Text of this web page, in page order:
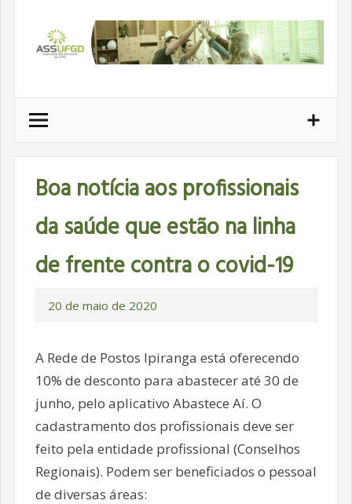
conteúdo
Boa notícia aos profissionais
da saúde que estão na linha
de frente contra o covid-19
20 de maio de 2020
A Rede de Postos Ipiranga está oferecendo
10% de desconto para abastecer até 30 de
junho, pelo aplicativo Abastece Aí. O
cadastramento dos profissionais deve ser
feito pela entidade profissional (Conselhos
Regionais). Podem ser beneficiados o pessoal
de diversas áreas: